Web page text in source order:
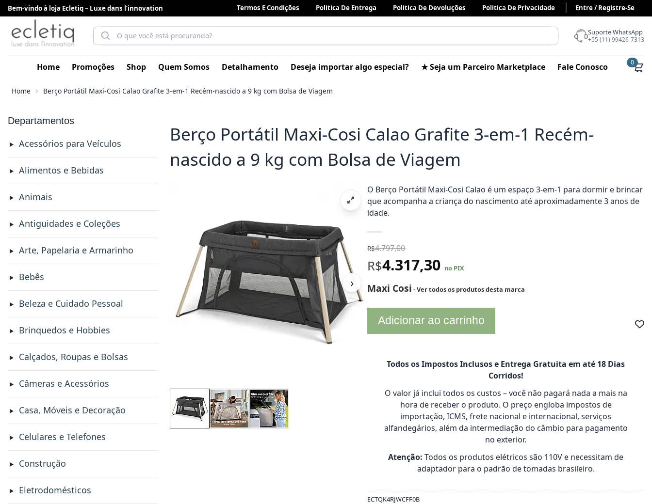
Bem-vindo à loja Ecletiq – Luxe dans l’innovation Termos E Condições Politica De Entrega Politica De Devoluções Politica De Privacidade Entre / Registre-Se
Suporte WhatsApp
+55 (11) 99426-7313
Home Promoções Shop Quem Somos Detalhamento Deseja importar algo especial? ★ Seja um Parceiro Marketplace Fale Conosco 0
Home Berço Portátil Maxi-Cosi Calao Grafite 3-em-1 Recém-nascido a 9 kg com Bolsa de Viagem
Departamentos
Acessórios para Veículos
Alimentos e Bebidas
Animais
Antiguidades e Coleções
Arte, Papelaria e Armarinho
Bebês
Beleza e Cuidado Pessoal
Brinquedos e Hobbies
Calçados, Roupas e Bolsas
Câmeras e Acessórios
Casa, Móveis e Decoração
Celulares e Telefones
Construção
Eletrodomésticos
Berço Portátil Maxi-Cosi Calao Grafite 3-em-1 Recém-
nascido a 9 kg com Bolsa de Viagem
›
O Berço Portátil Maxi-Cosi Calao é um espaço 3-em-1 para dormir e brincar
que acompanha a criança do nascimento até aproximadamente 3 anos de
idade.
R$4.797,00
R$4.317,30 no PIX
Maxi Cosi - Ver todos os produtos desta marca
Adicionar ao carrinho
Todos os Impostos Inclusos e Entrega Gratuita em até 18 Dias
Corridos!
O valor já inclui todos os custos – você não pagará nada a mais na
hora de receber o produto. O preço engloba impostos de
importação, ICMS, frete nacional e internacional, serviços
alfandegários, além da intermediação do câmbio para pagamento
no exterior.
Atenção: Todos os produtos elétricos são 110V e necessitam de
adaptador para o padrão de tomadas brasileiro.
ECTQK4RJWCFF0B